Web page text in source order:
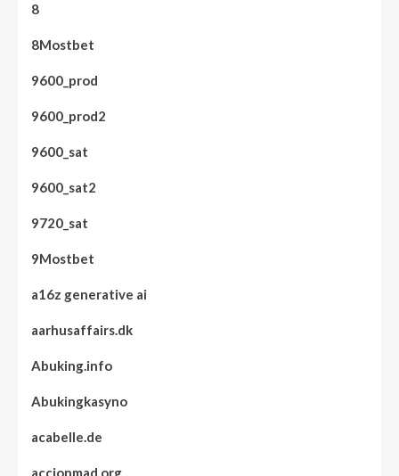
8
8Mostbet
9600_prod
9600_prod2
9600_sat
9600_sat2
9720_sat
9Mostbet
a16z generative ai
aarhusaffairs.dk
Abuking.info
Abukingkasyno
acabelle.de
accionmad.org